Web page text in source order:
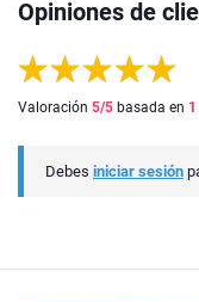
Opiniones de
Valoración 5/5 basada en 1
Debes iniciar sesión